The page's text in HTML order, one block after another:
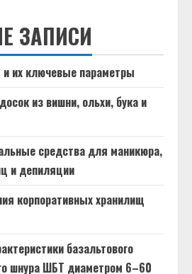
ЗАПИСИ
их ключевые параметры
из вишни, ольхи, бука и
средства для маникюра,
и депиляции
корпоративных хранилищ
базальтового
шнура ШБТ диаметром 6–60